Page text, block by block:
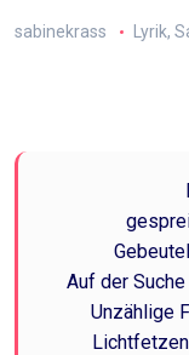
sabinekrass Lyrik,
Auf der
Unzählige